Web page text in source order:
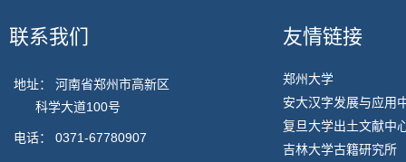
联系我们
地址： 河南省郑州市高新区
科学大道100号
电话： 0371-67780907
友情链接
郑州大学
安大汉字发展与应用
复旦大学出土文献中
吉林大学古籍研究所